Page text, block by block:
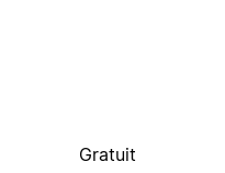
Gratuit